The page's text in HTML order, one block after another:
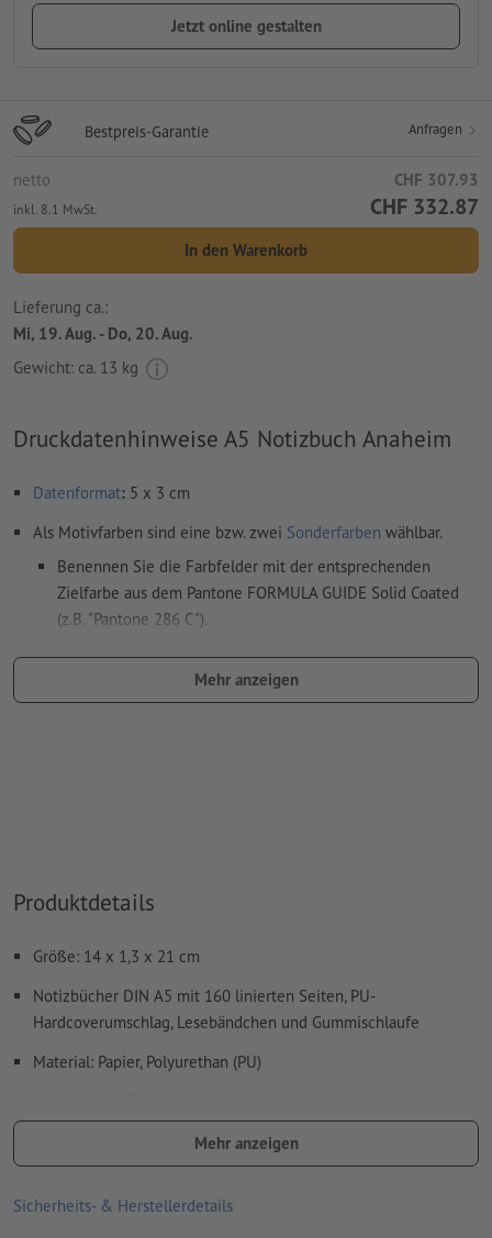
Jetzt online gestalten
Bestpreis-Garantie Anfragen
netto CHF 307.93
inkl. 8.1 MwSt. CHF 332.87
In den Warenkorb
Lieferung ca.:
Mi, 19. Aug. - Do, 20. Aug.
Gewicht: ca. 13 kg
Druckdatenhinweise A5 Notizbuch Anaheim
Datenformat: 5 x 3 cm
Als Motivfarben sind eine bzw. zwei Sonderfarben wählbar.
Benennen Sie die Farbfelder mit der entsprechenden
Zielfarbe aus dem Pantone FORMULA GUIDE Solid Coated
(z.B. "Pantone 286 C").
Es sind keine Metallic- und Neonfarben möglich.
Gold (Pantone 871 C) und Silber (Pantone 877 C) sind als
in unserem Hilfecenter.
Rechtschreib- und Satzfehler werden von uns nicht geprüft
Mehr anzeigen
Produktdetails
Größe: 14 x 1,3 x 21 cm
Notizbücher DIN A5 mit 160 linierten Seiten, PU-
Hardcoverumschlag, Lesebändchen und Gummischlaufe
Material: Papier, Polyurethan (PU)
Druckstand: auf der Vorderseite
Mehr anzeigen
Sicherheits- & Herstellerdetails